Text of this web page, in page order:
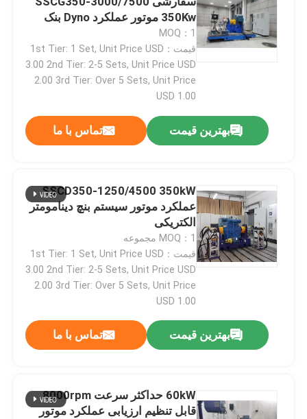
350Kw موتور عملکرد Dyno بنک
تست
MOQ：1
قیمت：1st Tier: 1 Set, Unit Price USD
3.00 2nd Tier: 2-5 Sets, Unit Price USD
2.00 3rd Tier: Over 5 Sets, Unit Price
USD 1.00
بهترین قیمت تماس با ما
SSCD350-1250/4500 350kW
عملکرد موتور سیستم بنچ دینامومتر
الکتریکی
MOQ：1 مجموعه
قیمت：1st Tier: 1 Set, Unit Price USD
3.00 2nd Tier: 2-5 Sets, Unit Price USD
2.00 3rd Tier: Over 5 Sets, Unit Price
USD 1.00
بهترین قیمت تماس با ما
60kW حداکثر سرعت 8000rpm
قابل تنظیم ارزیابی عملکرد موتور